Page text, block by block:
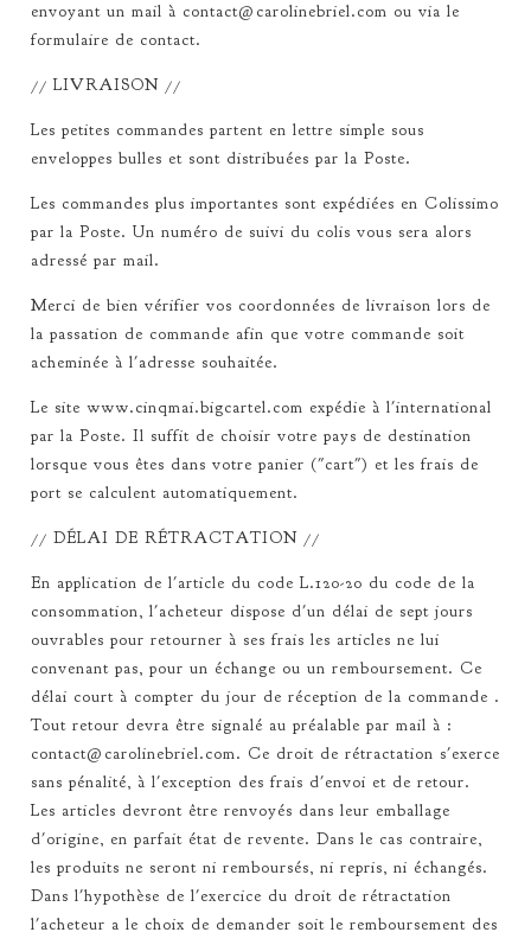
envoyant un mail à contact@carolinebriel.com ou via le
formulaire de contact.
// LIVRAISON //
Les petites commandes partent en lettre simple sous
enveloppes bulles et sont distribuées par la Poste.
Les commandes plus importantes sont expédiées en Colissimo
par la Poste. Un numéro de suivi du colis vous sera alors
adressé par mail.
Merci de bien vérifier vos coordonnées de livraison lors de
la passation de commande afin que votre commande soit
acheminée à l'adresse souhaitée.
Le site www.cinqmai.bigcartel.com expédie à l'international
par la Poste. Il suffit de choisir votre pays de destination
lorsque vous êtes dans votre panier ("cart") et les frais de
port se calculent automatiquement.
// DÉLAI DE RÉTRACTATION //
En application de l'article du code L.120-20 du code de la
consommation, l'acheteur dispose d'un délai de sept jours
ouvrables pour retourner à ses frais les articles ne lui
convenant pas, pour un échange ou un remboursement. Ce
délai court à compter du jour de réception de la commande .
Tout retour devra être signalé au préalable par mail à :
contact@carolinebriel.com. Ce droit de rétractation s'exerce
sans pénalité, à l'exception des frais d'envoi et de retour.
Les articles devront être renvoyés dans leur emballage
d'origine, en parfait état de revente. Dans le cas contraire,
les produits ne seront ni remboursés, ni repris, ni échangés.
Dans l'hypothèse de l'exercice du droit de rétractation
l'acheteur a le choix de demander soit le remboursement des